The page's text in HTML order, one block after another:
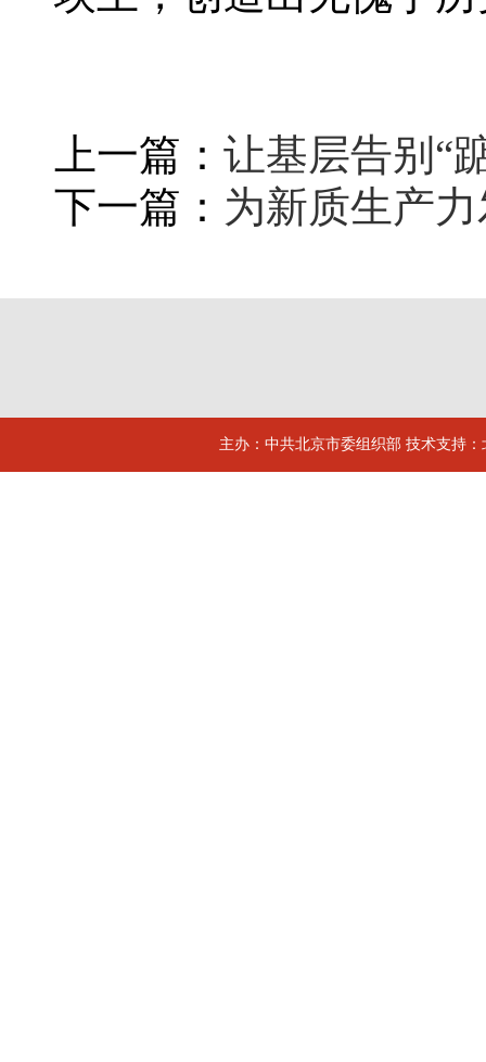
上一篇： 让基层告别“
下一篇： 为新质生产
主办：中共北京市委组织部 技术支持